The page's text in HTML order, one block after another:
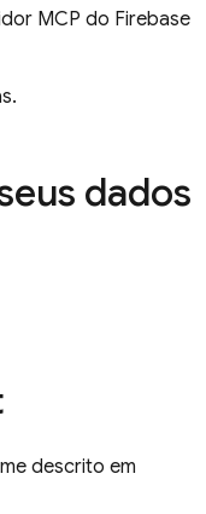
MCP do Firebase
dados
descrito em